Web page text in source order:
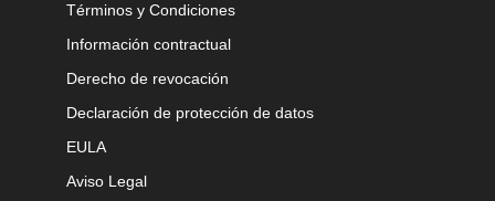
Términos y Condiciones
Información contractual
Derecho de revocación
Declaración de protección de datos
EULA
Aviso Legal